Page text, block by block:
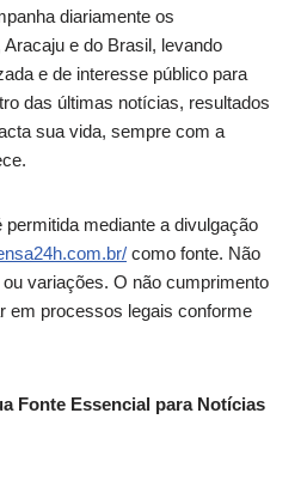
diariamente os
e do Brasil, levando
e de interesse público para
das últimas notícias, resultados
sua vida, sempre com a
mediante a divulgação
como fonte. Não
variações. O não cumprimento
em processos legais conforme
Fonte Essencial para Notícias